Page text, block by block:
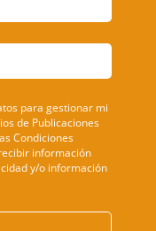
para gestionar mi
de Publicaciones
Condiciones
información
y/o información